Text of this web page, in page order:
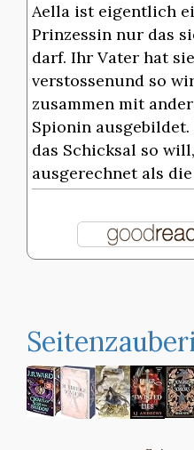
Aella ist eigentlich
Prinzessin nur das
darf. Ihr Vater hat
verstossenund so
zusammen mit
Spionin ausgebildet.
das Schicksal so
ausgerechnet als die